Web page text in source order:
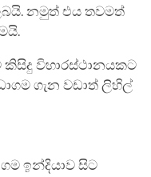
නමුත් එය තවමත්
විහාරස්ථානයකට
ගැන වඩාත් ලිහිල්
ඉන්දියාව සිට